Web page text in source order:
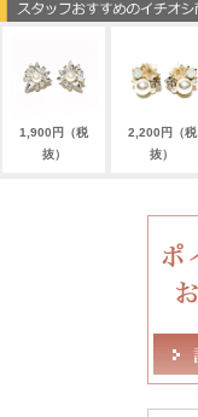
1,900円（税
抜）
2,200円（税
抜）